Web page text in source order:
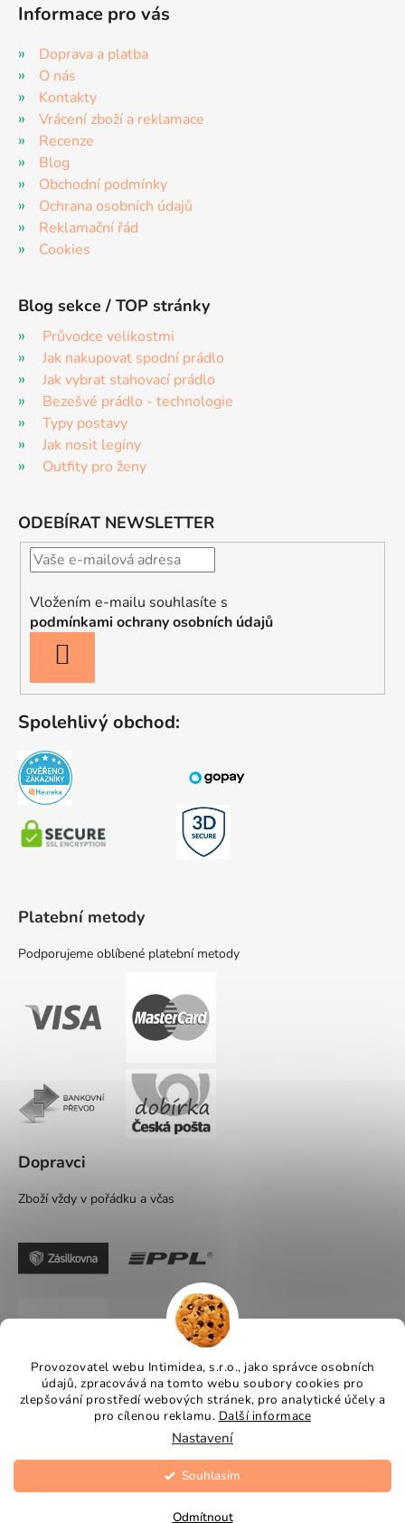
Provozovatel webu Intimidea, s.r.o., jako správce osobních
údajů, zpracovává na tomto webu soubory cookies pro
zlepšování prostředí webových stránek, pro analytické účely a
pro cílenou reklamu. Další informace
Nastavení
Odmítnout
Souhlasím
Informace pro vás
Doprava a platba
O nás
Kontakty
Vrácení zboží a reklamace
Recenze
Blog
Obchodní podmínky
Ochrana osobních údajů
Reklamační řád
Cookies
Blog sekce / TOP stránky
Průvodce velikostmi
Jak nakupovat spodní prádlo
Jak vybrat stahovací prádlo
Bezešvé prádlo - technologie
Typy postavy
Jak nosit legíny
Outfity pro ženy
ODEBÍRAT NEWSLETTER
Vložením e-mailu souhlasíte s
podmínkami ochrany osobních údajů
SE
Spolehlivý obchod:
Platební metody
Podporujeme oblíbené platební metody
Dopravci
Zboží vždy v pořádku a včas
Vytvořil Shoptet
Intimidea . Všechna práva vyhrazena.